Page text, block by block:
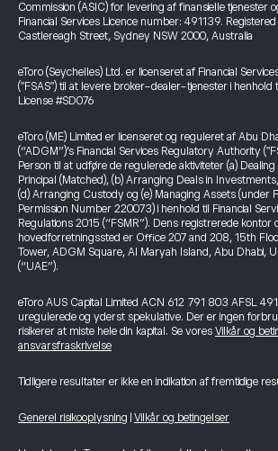
Commission (ASIC) for levering af finansielle tjenester
Financial Services Licence number: 491139.
Castlereagh Street, Sydney NSW 2000, Australia
eToro (Seychelles) Ltd. er licenseret af Financial
("FSAS") til at levere broker-dealer-tjenester i henhold
License #SD076
eToro (ME) Limited er licenseret og reguleret af Abu
(“ADGM”)’s Financial Services Regulatory Authority
Person til at udføre de regulerede aktiviteter (a)
Principal (Matched), (b) Arranging Deals in
(d) Arranging Custody og (e) Managing Assets (under
Permission Number 220073) i henhold til Financial
Regulations 2015 (“FSMR”). Dens registrerede kontor
hovedforretningssted er Office 207 and 208, 15th
Tower, ADGM Square, Al Maryah Island, Abu Dhabi,
(“UAE”).
eToro AUS Capital Limited ACN 612 791 803 AFSL
uregulerede og yderst spekulative. Der er ingen
risikerer at miste hele din kapital. Se vores Vilkår og
ansvarsfraskrivelse
Tidligere resultater er ikke en indikation af fremtidige
Generel risikooplysning Vilkår og betingelser